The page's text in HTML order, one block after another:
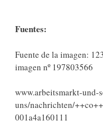
Fuentes:
Fuente de la imagen:
imagen nº 197803566
www.arbeitsmarkt-
uns/nachrichten/
001a4a160111